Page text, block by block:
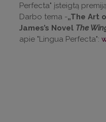
Perfecta" įsteigtą
Darbo tema -„The Art
James’s Novel The
apie "Lingua Perfecta":